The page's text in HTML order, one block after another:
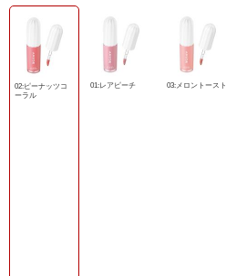
02:ピーナッツコ
ーラル
01:レアピーチ 03:メロントースト